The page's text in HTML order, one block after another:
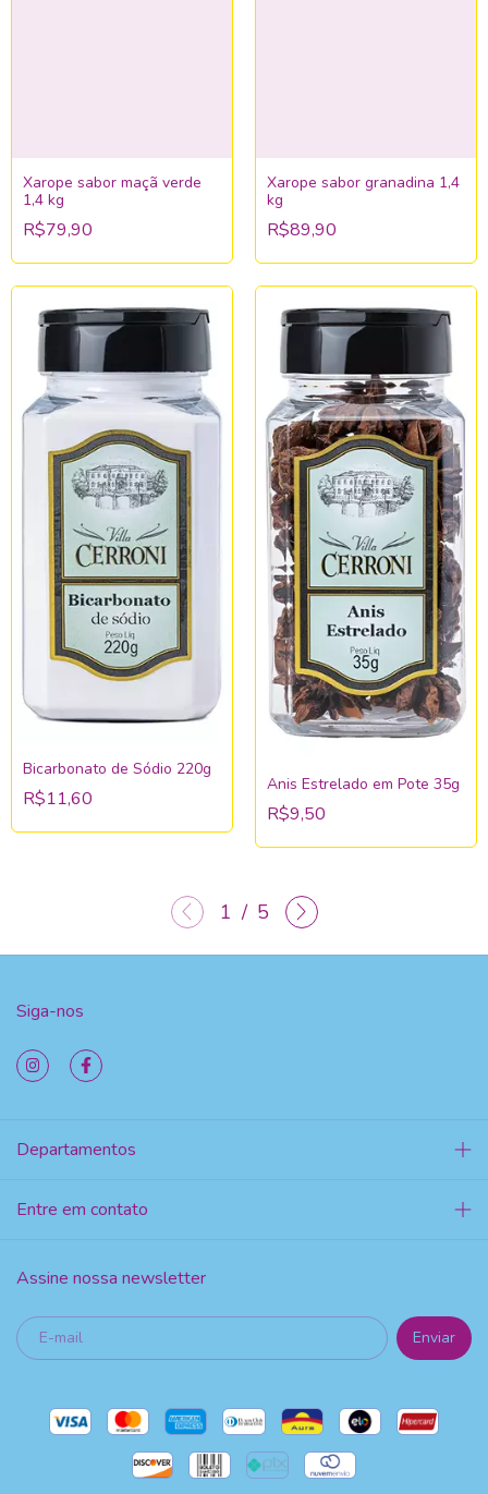
Xarope sabor maçã verde
1,4 kg
R$79,90
Xarope sabor granadina 1,4
kg
R$89,90
Bicarbonato de Sódio 220g
R$11,60
Anis Estrelado em Pote 35g
R$9,50
1 / 5
Siga-nos
Departamentos
Entre em contato
Assine nossa newsletter